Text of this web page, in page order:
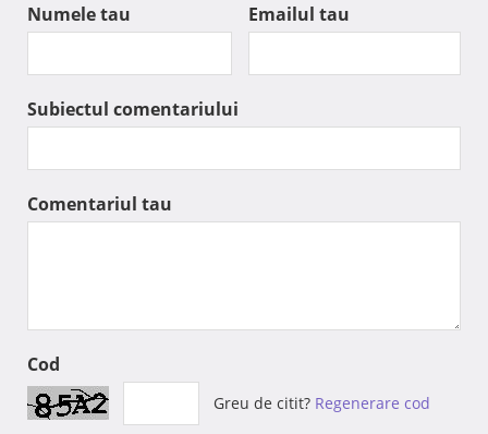
Numele tau Emailul tau
Subiectul comentariului
Comentariul tau
Cod
Greu de citit? Regenerare cod